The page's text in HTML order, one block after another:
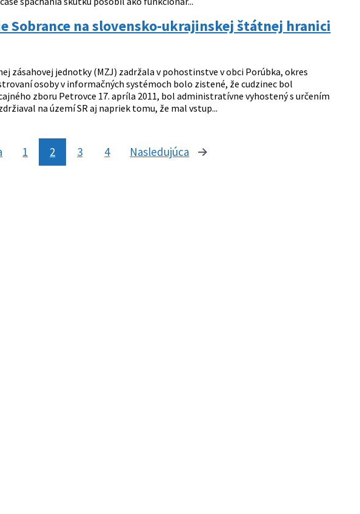
na slovensko-ukrajinskej štátnej hranici
zásahovej jednotky (MZJ) zadržala v pohostinstve v obci Porúbka, okres
osoby v informačných systémoch bolo zistené, že cudzinec bol
zboru Petrovce 17. apríla 2011, bol administratívne vyhostený s určením
na území SR aj napriek tomu, že mal vstup...
stránka
1 2 3 4 Nasledujúca stránka